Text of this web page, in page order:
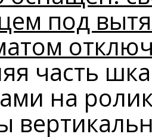
под
часть
на